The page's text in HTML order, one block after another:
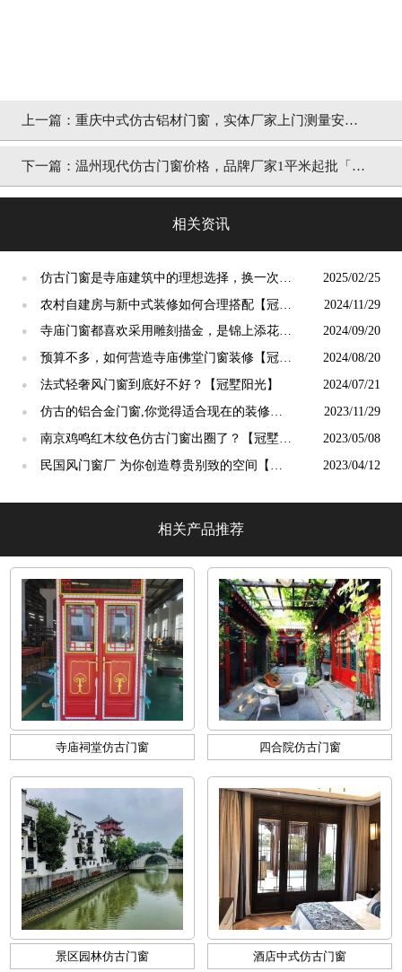
上一篇： 重庆中式仿古铝材门窗，实体厂家上门测量安装
「冠墅阳光」
下一篇： 温州现代仿古门窗价格，品牌厂家1平米起批「冠
相关资讯
●
仿古门窗是寺庙建筑中的理想选择，换一次用
终生【冠墅阳光】
2025/02/25
●
农村自建房与新中式装修如何合理搭配【冠墅
阳光】
2024/11/29
●
寺庙门窗都喜欢采用雕刻描金，是锦上添花
吗？【冠墅阳光】
2024/09/20
●
预算不多，如何营造寺庙佛堂门窗装修【冠墅
阳光】
2024/08/20
● 法式轻奢风门窗到底好不好？【冠墅阳光】 2024/07/21
●
仿古的铝合金门窗,你觉得适合现在的装修吗?
【冠墅阳光】
2023/11/29
●
南京鸡鸣红木纹色仿古门窗出圈了？【冠墅阳
光】
2023/05/08
●
民国风门窗厂 为你创造尊贵别致的空间【冠
2023/04/12
相关产品推荐
寺庙祠堂仿古门窗 四合院仿古门窗
景区园林仿古门窗 酒店中式仿古门窗